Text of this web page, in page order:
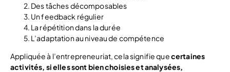
Des tâches décomposables
Un feedback régulier
La répétition dans la durée
L’adaptation au niveau de compétence
Appliquée à l’entrepreneuriat, cela signifie quecertaines
activités, si elles sont bien choisies et analysées,